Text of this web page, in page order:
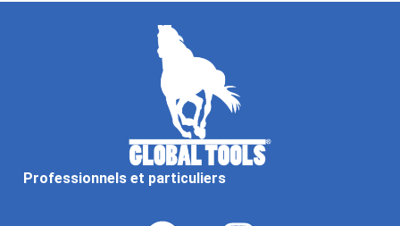
Professionnels et particuliers